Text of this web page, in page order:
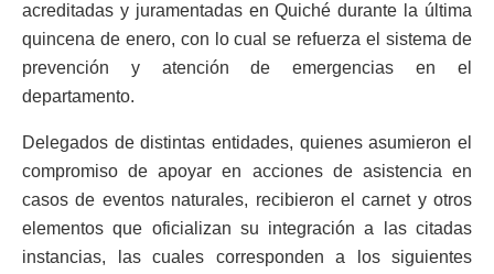
acreditadas y juramentadas en Quiché durante la última
quincena de enero, con lo cual se refuerza el sistema de
prevención y atención de emergencias en el
departamento.
Delegados de distintas entidades, quienes asumieron el
compromiso de apoyar en acciones de asistencia en
casos de eventos naturales, recibieron el carnet y otros
elementos que oficializan su integración a las citadas
instancias, las cuales corresponden a los siguientes